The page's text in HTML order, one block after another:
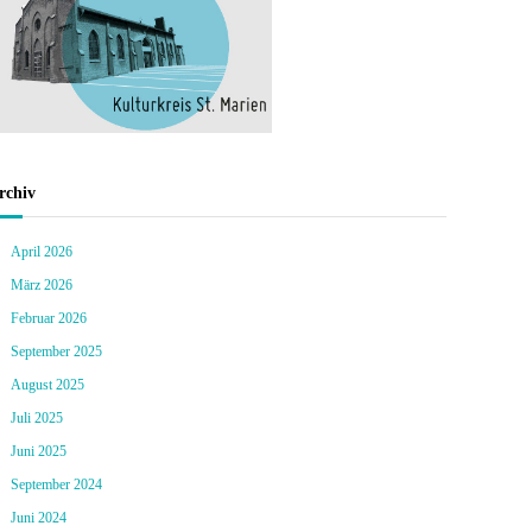
April 2026
März 2026
Februar 2026
September 2025
August 2025
Juli 2025
Juni 2025
September 2024
Juni 2024